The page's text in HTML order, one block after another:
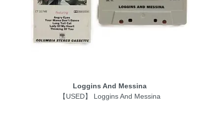
Loggins And Messina
【USED】 Loggins And Messina